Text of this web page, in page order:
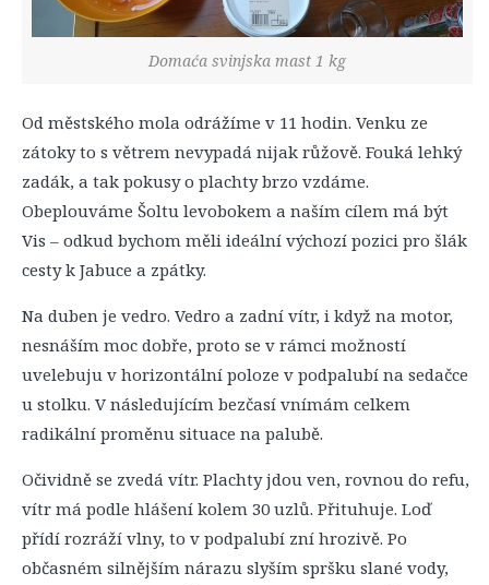
Domaća svinjska mast 1 kg
Od městského mola odrážíme v 11 hodin. Venku ze
zátoky to s větrem nevypadá nijak růžově. Fouká lehký
zadák, a tak pokusy o plachty brzo vzdáme.
Obeplouváme Šoltu levobokem a naším cílem má být
Vis – odkud bychom měli ideální výchozí pozici pro šlák
cesty k Jabuce a zpátky.
Na duben je vedro. Vedro a zadní vítr, i když na motor,
nesnáším moc dobře, proto se v rámci možností
uvelebuju v horizontální poloze v podpalubí na sedačce
u stolku. V následujícím bezčasí vnímám celkem
radikální proměnu situace na palubě.
Očividně se zvedá vítr. Plachty jdou ven, rovnou do refu,
vítr má podle hlášení kolem 30 uzlů. Přituhuje. Loď
přídí rozráží vlny, to v podpalubí zní hrozivě. Po
občasném silnějším nárazu slyším spršku slané vody,